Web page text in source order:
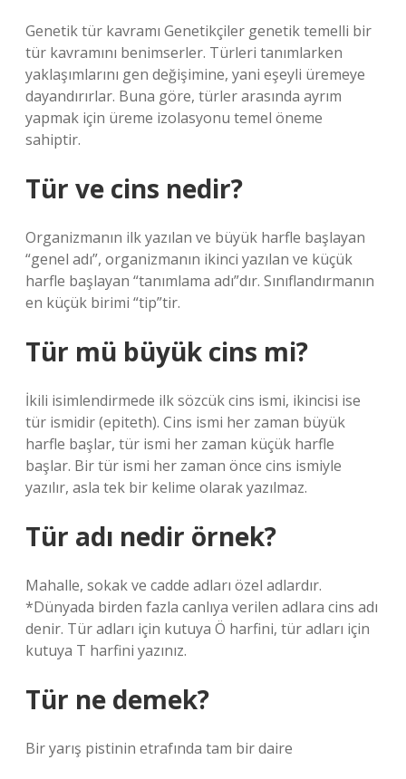
Genetik tür kavramı Genetikçiler genetik temelli bir
tür kavramını benimserler. Türleri tanımlarken
yaklaşımlarını gen değişimine, yani eşeyli üremeye
dayandırırlar. Buna göre, türler arasında ayrım
yapmak için üreme izolasyonu temel öneme
sahiptir.
Tür ve cins nedir?
Organizmanın ilk yazılan ve büyük harfle başlayan
“genel adı”, organizmanın ikinci yazılan ve küçük
harfle başlayan “tanımlama adı”dır. Sınıflandırmanın
en küçük birimi “tip”tir.
Tür mü büyük cins mi?
İkili isimlendirmede ilk sözcük cins ismi, ikincisi ise
tür ismidir (epiteth). Cins ismi her zaman büyük
harfle başlar, tür ismi her zaman küçük harfle
başlar. Bir tür ismi her zaman önce cins ismiyle
yazılır, asla tek bir kelime olarak yazılmaz.
Tür adı nedir örnek?
Mahalle, sokak ve cadde adları özel adlardır.
*Dünyada birden fazla canlıya verilen adlara cins adı
denir. Tür adları için kutuya Ö harfini, tür adları için
kutuya T harfini yazınız.
Tür ne demek?
Bir yarış pistinin etrafında tam bir daire